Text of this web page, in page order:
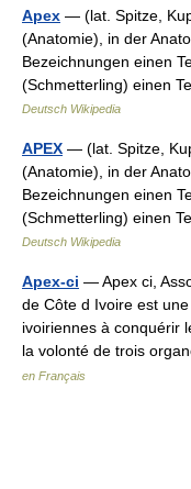
Apex — (lat. Spitze,
(Anatomie), in der
Bezeichnungen einen
(Schmetterling) einen
Deutsch Wikipedia
APEX — (lat. Spitze,
(Anatomie), in der
Bezeichnungen einen
(Schmetterling) einen
Deutsch Wikipedia
Apex-ci — Apex ci,
de Côte d Ivoire est
ivoiriennes à conquérir
la volonté de trois
en Français